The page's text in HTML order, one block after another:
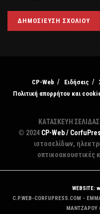
CP-Web Ειδήσεις
Πολιτική απορρήτου και
ΚΑΤΑΣΚΕΥΗ ΣΕΛΙΔΑΣ:
© 2024 CP-Web /
ιστοσελίδων,
οπτικοακουστικές
WEBSITE:
C.P.WEB-CORFUPRESS.COM -
MANTZAΡΟΥ